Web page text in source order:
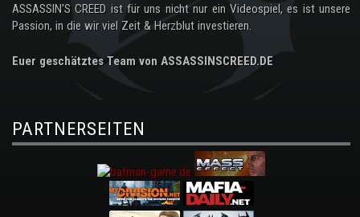
ASSASSIN'S CREED ist für uns nicht nur ein Videospiel, es ist unsere
Passion, in die wir viel Zeit & Herzblut investieren.
Euer geschätztes Team von ASSASSINSCREED.DE
PARTNERSEITEN